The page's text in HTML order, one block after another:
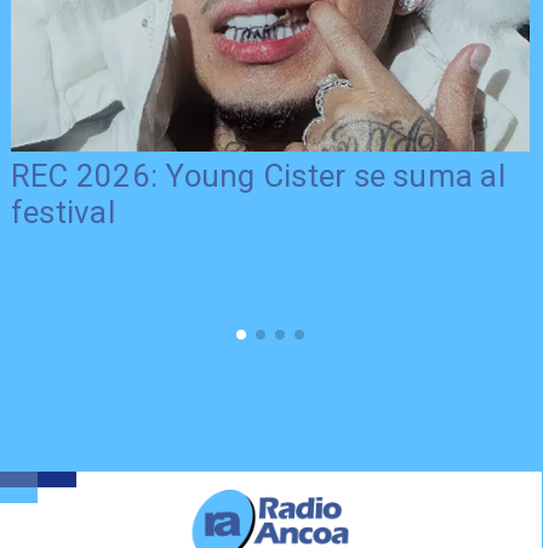
REC 2026: Young Cister se suma al
festival